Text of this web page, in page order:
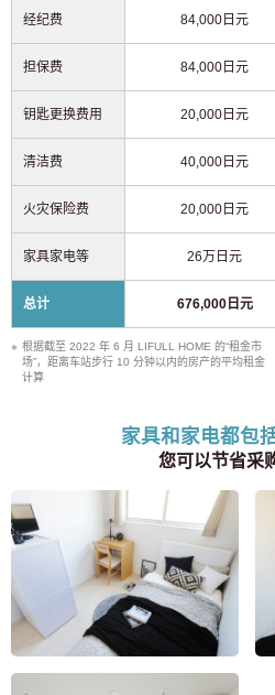
经纪费 84,000日元
担保费 84,000日元
钥匙更换费用 20,000日元
清洁费 40,000日元
火灾保险费 20,000日元
家具家电等 26万日元
总计 676,000日元
根据截至 2022 年 6 月 LIFULL HOME 的“租金市
场”，距离车站步行 10 分钟以内的房产的平均租金
计算
家具和家电都包
您可以节省采